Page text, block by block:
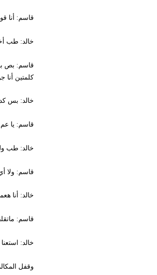
قاسم: أنا
خالد: طب أخلص
قاسم: بص بقى
كلمتين أنا
خالد: بس كده
قاسم: يا عم خد
خالد: طب ولو
قاسم: ولا أي
خالد: أنا
قاسم:
خالد: استعنا
وقفل